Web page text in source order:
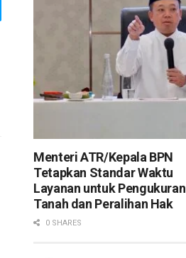
Menteri ATR/Kepala BPN
Tetapkan Standar Waktu
Layanan untuk Pengukuran
Tanah dan Peralihan Hak
0 SHARES